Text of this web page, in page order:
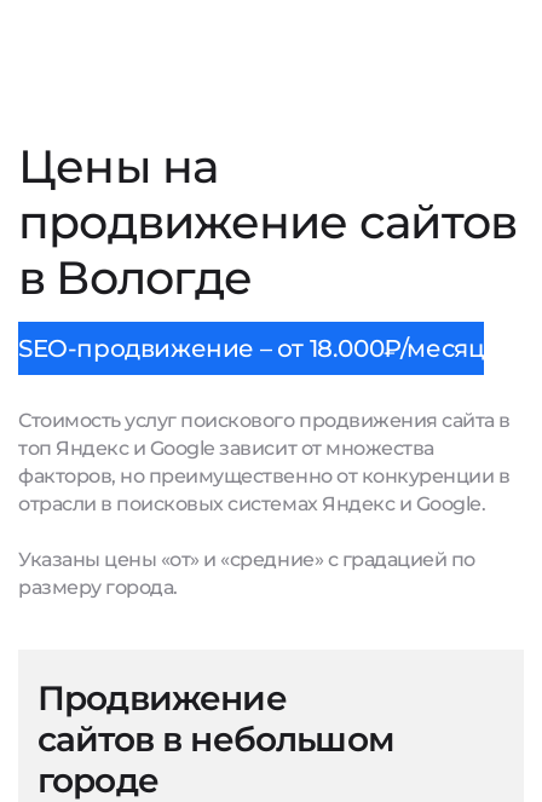
Цены на
продвижение сайтов
в Вологде
SEO-продвижение – от 18.000₽/месяц
Стоимость услуг поискового продвижения сайта в
топ Яндекс и Google зависит от множества
факторов, но преимущественно от конкуренции в
отрасли в поисковых системах Яндекс и Google.
Указаны цены «от» и «средние» с градацией по
размеру города.
Продвижение
сайтов в небольшом
городе